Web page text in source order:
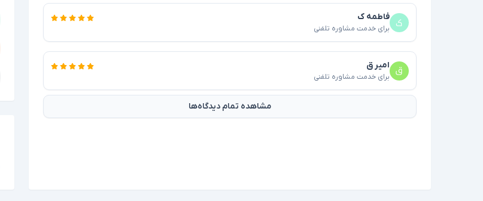
فاطمه ک
برای خدمت مشاوره تلفنی
امیر ق
برای خدمت مشاوره تلفنی
مشاهده تمام دیدگاه‌ها